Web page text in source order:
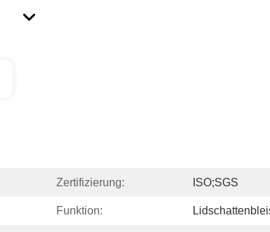
Zertifizierung: ISO;SGS
Funktion: